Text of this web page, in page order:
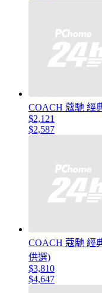
COACH 蔻馳 經
$2,121
$2,587
COACH 蔻馳 經
供選)
$3,810
$4,647